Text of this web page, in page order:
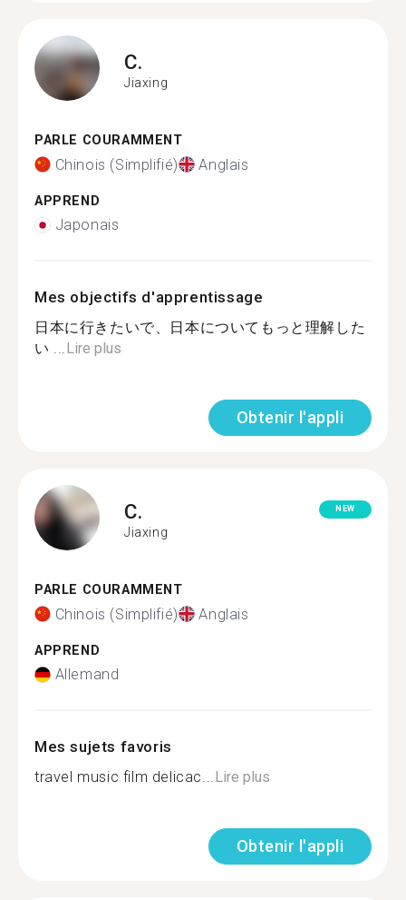
C.
Jiaxing
PARLE COURAMMENT
Chinois (Simplifié) Anglais
APPREND
Japonais
Mes objectifs d'apprentissage
日本に行きたいで、日本についてもっと理解した
い ...Lire plus
Obtenir l'appli
C.
Jiaxing
NEW
PARLE COURAMMENT
Chinois (Simplifié) Anglais
APPREND
Allemand
Mes sujets favoris
travel music film delicac...Lire plus
Obtenir l'appli